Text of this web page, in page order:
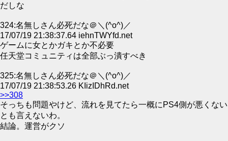
だしな
324:名無しさん必死だな＠＼(^o^)／
17/07/19 21:38:37.64 iehnTWYfd.net
ゲームに女とかガキとか不必要
任天堂コミュニティは全部ぶっ潰すべき
325:名無しさん必死だな＠＼(^o^)／
17/07/19 21:38:53.26 KIizIDhRd.net
>>308
そっちも問題やけど、流れを見てたら一概にPS4側が悪くない
とも言えないわ。
結論。運営がクソ